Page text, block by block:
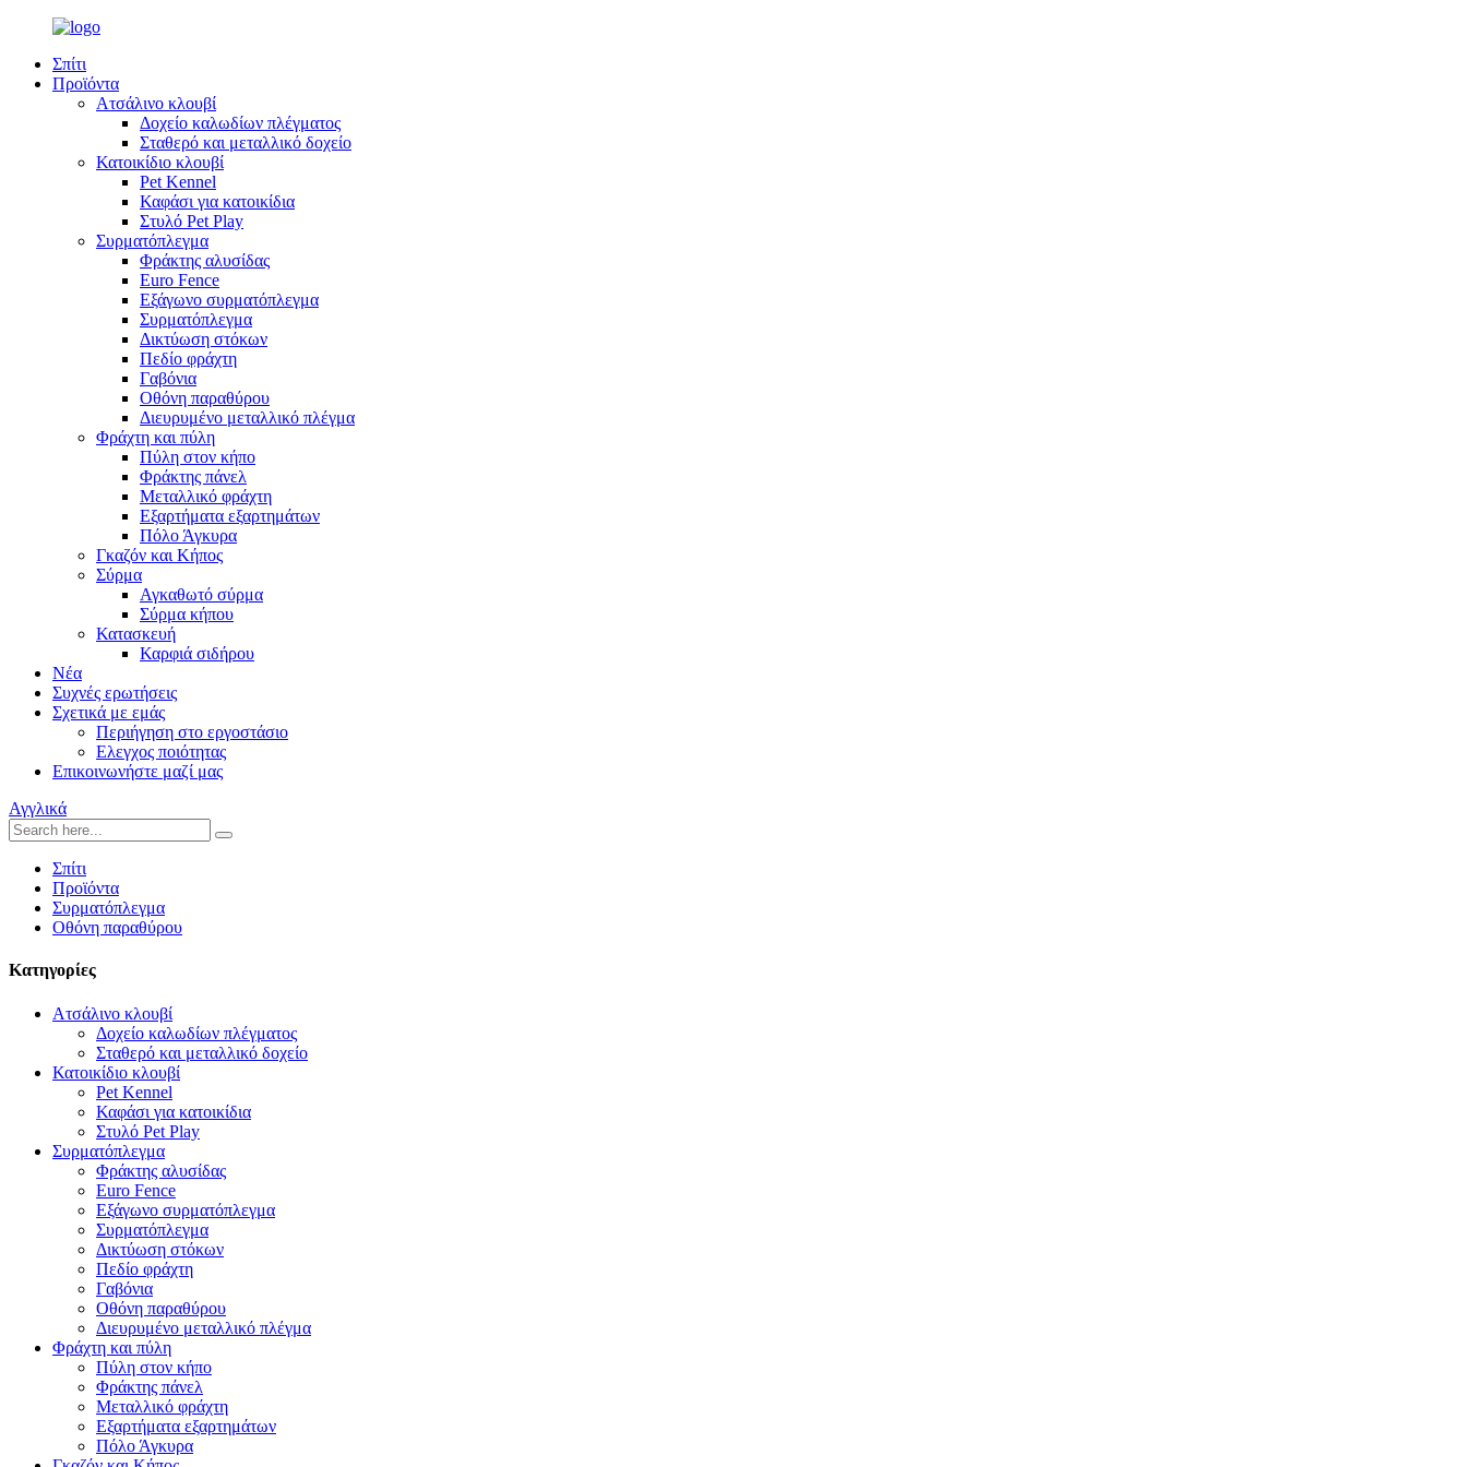
Σπίτι
Προϊόντα
Ατσάλινο κλουβί
Δοχείο καλωδίων πλέγματος
Σταθερό και μεταλλικό δοχείο
Κατοικίδιο κλουβί
Pet Kennel
Καφάσι για κατοικίδια
Στυλό Pet Play
Συρματόπλεγμα
Φράκτης αλυσίδας
Euro Fence
Εξάγωνο συρματόπλεγμα
Συρματόπλεγμα
Δικτύωση στόκων
Πεδίο φράχτη
Γαβόνια
Οθόνη παραθύρου
Διευρυμένο μεταλλικό πλέγμα
Φράχτη και πύλη
Πύλη στον κήπο
Φράκτης πάνελ
Μεταλλικό φράχτη
Εξαρτήματα εξαρτημάτων
Πόλο Άγκυρα
Γκαζόν και Κήπος
Σύρμα
Αγκαθωτό σύρμα
Σύρμα κήπου
Κατασκευή
Καρφιά σιδήρου
Νέα
Συχνές ερωτήσεις
Σχετικά με εμάς
Περιήγηση στο εργοστάσιο
Ελεγχος ποιότητας
Επικοινωνήστε μαζί μας
Αγγλικά
Σπίτι
Προϊόντα
Συρματόπλεγμα
Οθόνη παραθύρου
Κατηγορίες
Ατσάλινο κλουβί
Δοχείο καλωδίων πλέγματος
Σταθερό και μεταλλικό δοχείο
Κατοικίδιο κλουβί
Pet Kennel
Καφάσι για κατοικίδια
Στυλό Pet Play
Συρματόπλεγμα
Φράκτης αλυσίδας
Euro Fence
Εξάγωνο συρματόπλεγμα
Συρματόπλεγμα
Δικτύωση στόκων
Πεδίο φράχτη
Γαβόνια
Οθόνη παραθύρου
Διευρυμένο μεταλλικό πλέγμα
Φράχτη και πύλη
Πύλη στον κήπο
Φράκτης πάνελ
Μεταλλικό φράχτη
Εξαρτήματα εξαρτημάτων
Πόλο Άγκυρα